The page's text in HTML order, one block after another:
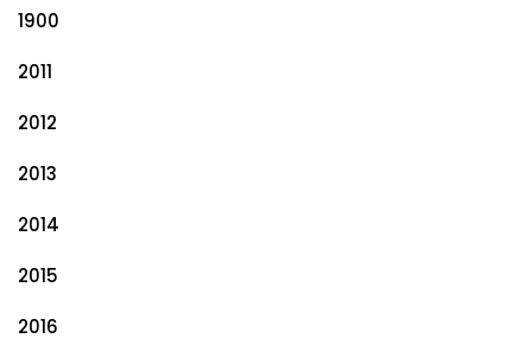
1900
2011
2012
2013
2014
2015
2016